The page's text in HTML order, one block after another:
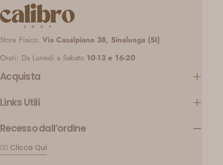
Store Fisico: Via Casalpiano 38, Sinalunga (SI)
Orari: Da Lunedi a Sabato 10-13 e 16-20
Acquista
Links Utili
Recesso dall’ordine
👉🏼 Clicca Qui